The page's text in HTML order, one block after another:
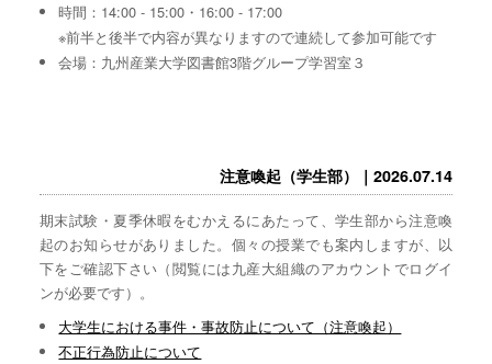
時間：14:00 - 15:00・16:00 - 17:00
※前半と後半で内容が異なりますので連続して参加可能です
会場：九州産業大学図書館3階グループ学習室３
注意喚起（学生部）｜2026.07.14
期末試験・夏季休暇をむかえるにあたって、学生部から注意喚
起のお知らせがありました。個々の授業でも案内しますが、以
下をご確認下さい（閲覧には九産大組織のアカウントでログイ
ンが必要です）。
大学生における事件・事故防止について（注意喚起）
不正行為防止について